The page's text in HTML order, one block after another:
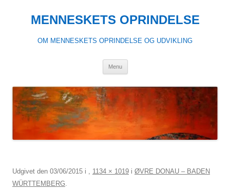
indholdMENNESKETS OPRINDELSE
OM MENNESKETS OPRINDELSE OG UDVIKLING
Menu
Udgivet den 03/06/2015 i 1134 × 1019 i ØVRE DONAU – BADEN
WÜRTTEMBERG